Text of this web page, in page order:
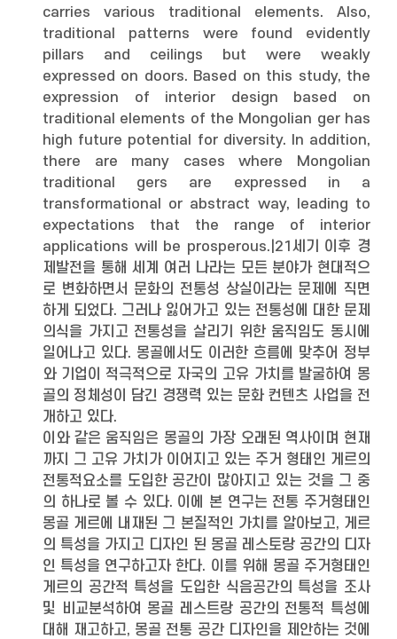
carries various traditional elements. Also,
traditional patterns were found evidently
pillars and ceilings but were weakly
expressed on doors. Based on this study, the
expression of interior design based on
traditional elements of the Mongolian ger has
high future potential for diversity. In addition,
there are many cases where Mongolian
traditional gers are expressed in a
transformational or abstract way, leading to
expectations that the range of interior
applications will be prosperous.|21세기 이후 경
제발전을 통해 세계 여러 나라는 모든 분야가 현대적으
로 변화하면서 문화의 전통성 상실이라는 문제에 직면
하게 되었다. 그러나 잃어가고 있는 전통성에 대한 문제
의식을 가지고 전통성을 살리기 위한 움직임도 동시에
일어나고 있다. 몽골에서도 이러한 흐름에 맞추어 정부
와 기업이 적극적으로 자국의 고유 가치를 발굴하여 몽
골의 정체성이 담긴 경쟁력 있는 문화 컨텐츠 사업을 전
개하고 있다.
이와 같은 움직임은 몽골의 가장 오래된 역사이며 현재
까지 그 고유 가치가 이어지고 있는 주거 형태인 게르의
전통적요소를 도입한 공간이 많아지고 있는 것을 그 중
의 하나로 볼 수 있다. 이에 본 연구는 전통 주거형태인
몽골 게르에 내재된 그 본질적인 가치를 알아보고, 게르
의 특성을 가지고 디자인 된 몽골 레스토랑 공간의 디자
인 특성을 연구하고자 한다. 이를 위해 몽골 주거형태인
게르의 공간적 특성을 도입한 식음공간의 특성을 조사
및 비교분석하여 몽골 레스트랑 공간의 전통적 특성에
대해 재고하고, 몽골 전통 공간 디자인을 제안하는 것에